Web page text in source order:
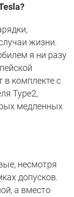
жизни.
я ни разу
в комплекте с
Type2,
медленных
несмотря
допусков.
а вместо